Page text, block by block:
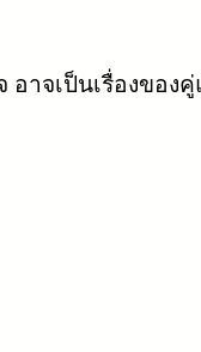
อาจเป็นเรื่องข